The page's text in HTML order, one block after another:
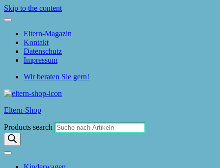
Skip to the content
Eltern-Magazin
Kontakt
Datenschutz
Impressum
Wir beraten Sie gern!
Eltern-Shop
Products search